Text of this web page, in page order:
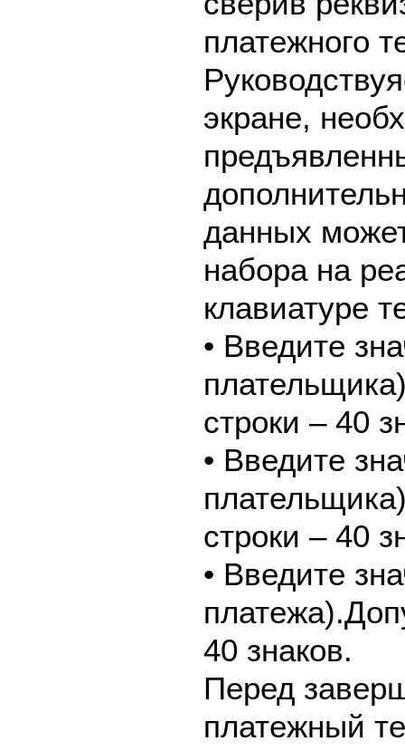
платежного
экране,
данных
набора на
клавиатуре
• Введите
строки – 40
• Введите
строки – 40
• Введите
40 знаков.
Перед
платежный